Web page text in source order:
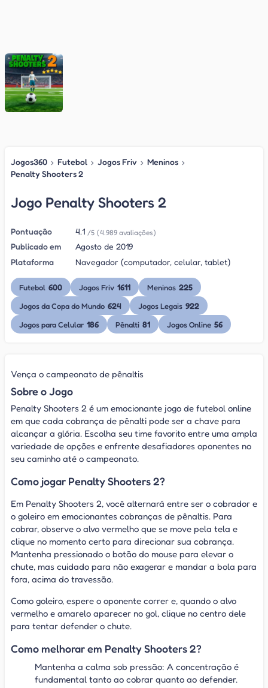
Jogos360 › Futebol › Jogos Friv › Meninos ›
Penalty Shooters 2
Jogo Penalty Shooters 2
Pontuação 4.1 /5 (4.989 avaliações)
Publicado em
Agosto de 2019
Plataforma
Navegador (computador, celular, tablet)
Futebol 600 Jogos Friv 1611 Meninos 225
Jogos da Copa do Mundo 624 Jogos Legais 922
Jogos para Celular 186 Pênalti 81 Jogos Online 56
Vença o campeonato de pênaltis
Sobre o Jogo
Penalty Shooters 2 é um emocionante jogo de futebol online
em que cada cobrança de pênalti pode ser a chave para
alcançar a glória. Escolha seu time favorito entre uma ampla
variedade de opções e enfrente desafiadores oponentes no
seu caminho até o campeonato.
Como jogar Penalty Shooters 2?
Em Penalty Shooters 2, você alternará entre ser o cobrador e
o goleiro em emocionantes cobranças de pênaltis. Para
cobrar, observe o alvo vermelho que se move pela tela e
clique no momento certo para direcionar sua cobrança.
Mantenha pressionado o botão do mouse para elevar o
chute, mas cuidado para não exagerar e mandar a bola para
fora, acima do travessão.
Como goleiro, espere o oponente correr e, quando o alvo
vermelho e amarelo aparecer no gol, clique no centro dele
para tentar defender o chute.
Como melhorar em Penalty Shooters 2?
Mantenha a calma sob pressão: A concentração é
fundamental tanto ao cobrar quanto ao defender.